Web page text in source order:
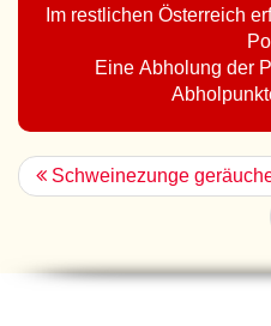
Im restlichen Österreich
Eine Abholung der
Schweinezunge